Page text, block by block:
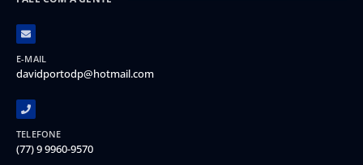
E-MAIL
davidportodp@hotmail.com
TELEFONE
(77) 9 9960-9570